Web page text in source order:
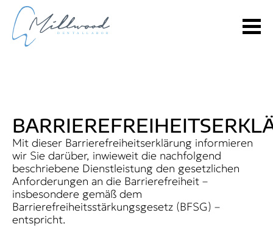
Mit dieser Barrierefreiheitserklärung informieren
wir Sie darüber, inwieweit die nachfolgend
beschriebene Dienstleistung den gesetzlichen
Anforderungen an die Barrierefreiheit –
insbesondere gemäß dem
Barrierefreiheitsstärkungsgesetz (BFSG) –
entspricht.